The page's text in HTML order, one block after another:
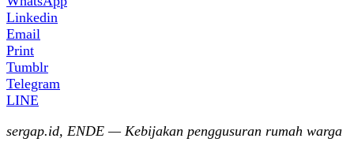
Linkedin
Email
Print
Tumblr
Telegram
LINE
sergap.id, ENDE — Kebijakan penggusuran rumah warga